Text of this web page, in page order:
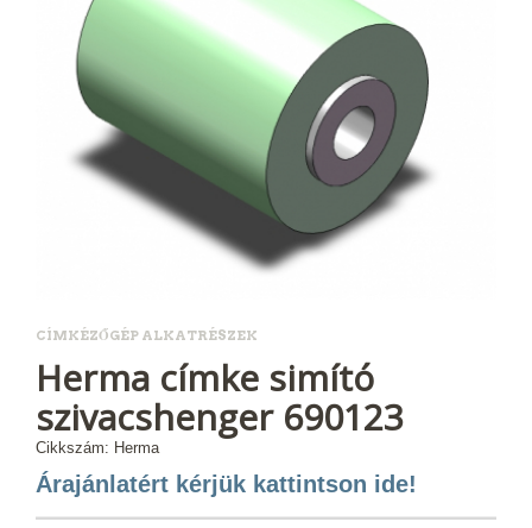
CÍMKÉZŐGÉP ALKATRÉSZEK
Herma címke simító
szivacshenger 690123
Cikkszám: Herma
Árajánlatért kérjük kattintson ide!